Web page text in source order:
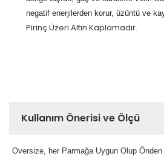
negatif enerjilerden korur, üzüntü ve
Pirinç Üzeri Altın Kaplamadır.
Kullanım Önerisi ve Ölçü
Oversize, her Parmağa Uygun Olup Önden